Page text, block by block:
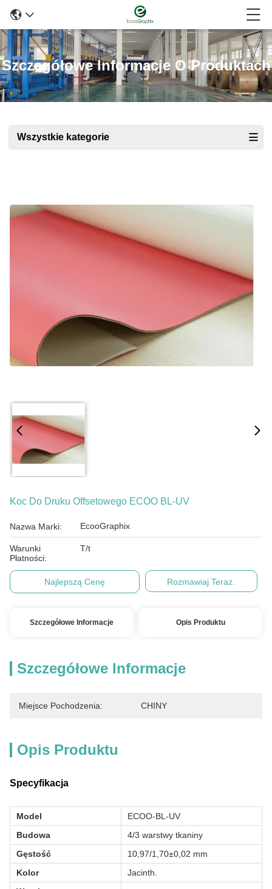
Szczegółowe Informacje O Produktach
Wszystkie kategorie
Koc Do Druku Offsetowego ECOO BL-UV
Nazwa Marki: EcooGraphix
Warunki
Płatności:
T/t
Najlepszą Cenę Rozmawiaj Teraz.
Szczegółowe Informacje Opis Produktu
Szczegółowe Informacje
Miejsce Pochodzenia: CHINY
Opis Produktu
Specyfikacja
Model
ECOO-BL-UV
Budowa
4/3 warstwy tkaniny
Gęstość
10,97/1,70±0,02 mm
Kolor
Jacinth.